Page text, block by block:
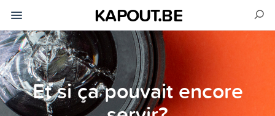
KAPOUT.BE
Et si ça pouvait encore